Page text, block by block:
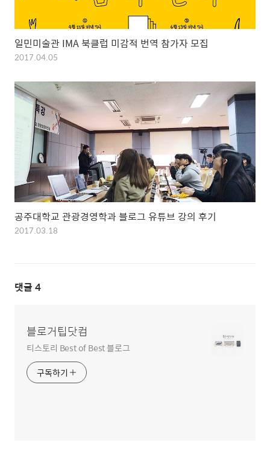
일민미술관 IMA 북클럽 미감적 번역 참가자 모집
2017.04.05
공주대학교 관광경영학과 블로그 유튜브 강의 후기
2017.03.18
댓글 4
블로거팁닷컴
티스토리 Best of Best 블로그
구독하기